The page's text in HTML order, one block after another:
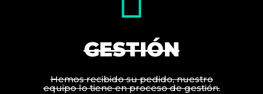
GESTIÓN
Hemos recibido su pedido, nuestro
equipo lo tiene en proceso de gestión.